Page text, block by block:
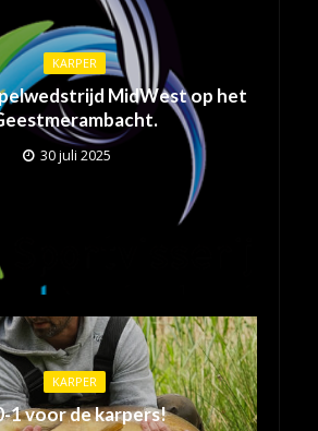
KARPER
MidWest op het
30 juli 2025
KARPER
1 voor de karpers!